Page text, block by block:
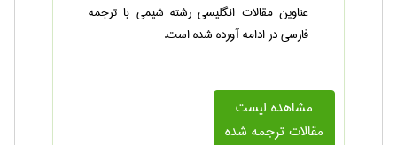
عناوین مقالات انگلیسی رشته شیمی با ترجمه
فارسی در ادامه آورده شده است.
مشاهده لیست
مقالات ترجمه شده